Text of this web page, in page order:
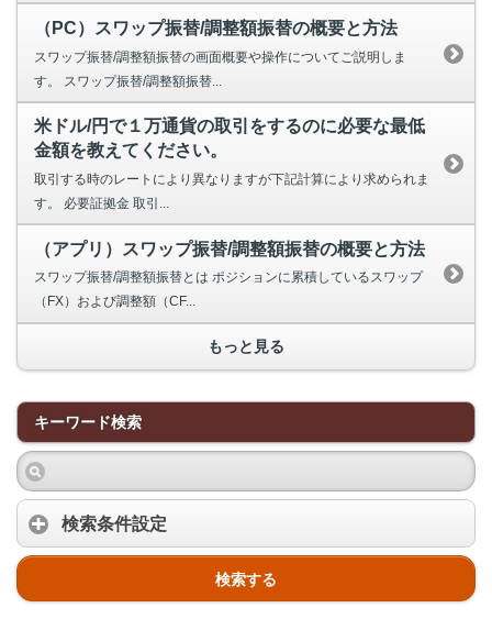
（PC）スワップ振替/調整額振替の概要と方法
スワップ振替/調整額振替の画面概要や操作についてご説明しま
す。 スワップ振替/調整額振替...
米ドル/円で１万通貨の取引をするのに必要な最低
金額を教えてください。
取引する時のレートにより異なりますが下記計算により求められま
す。 必要証拠金 取引...
（アプリ）スワップ振替/調整額振替の概要と方法
スワップ振替/調整額振替とは ポジションに累積しているスワップ
（FX）および調整額（CF...
もっと見る
キーワード検索
検索条件設定
検索する